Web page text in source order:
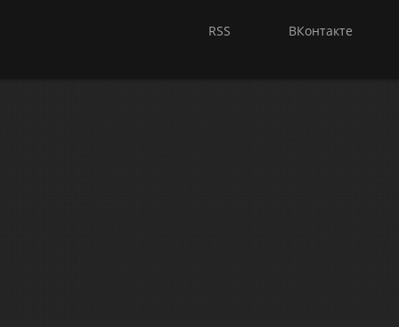
RSS ВКонтакте